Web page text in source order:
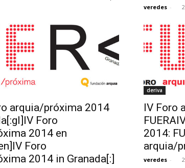
veredes -
arquia/próxima 2014
Foro
2014 en
Foro
2014 in Granada[:]
deriva
IV Foro
2014:
arquia/
veredes -